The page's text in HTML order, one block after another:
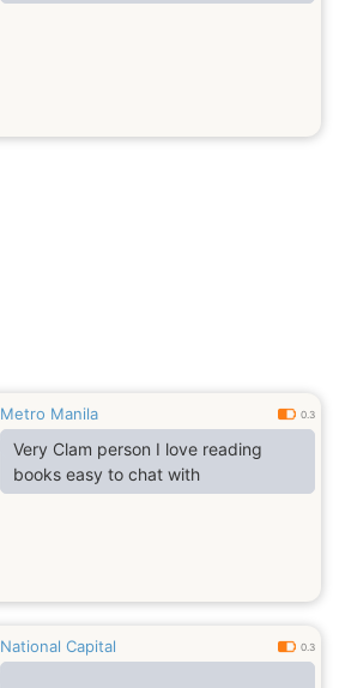
Metro Manila 0.3
Very Clam person I love reading
books easy to chat with
National Capital 0.3